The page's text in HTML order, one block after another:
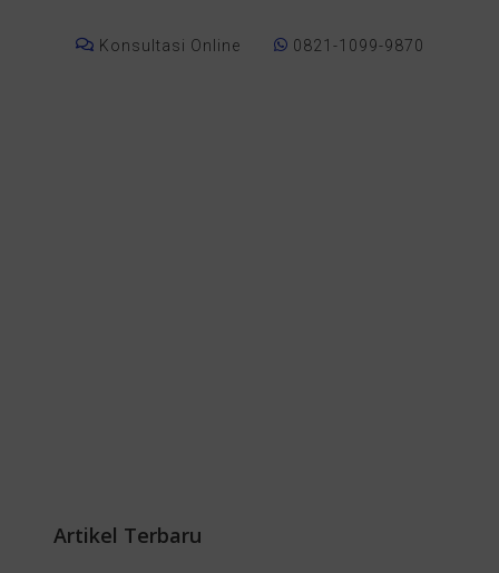
Konsultasi Online 0821-1099-9870
Artikel Terbaru